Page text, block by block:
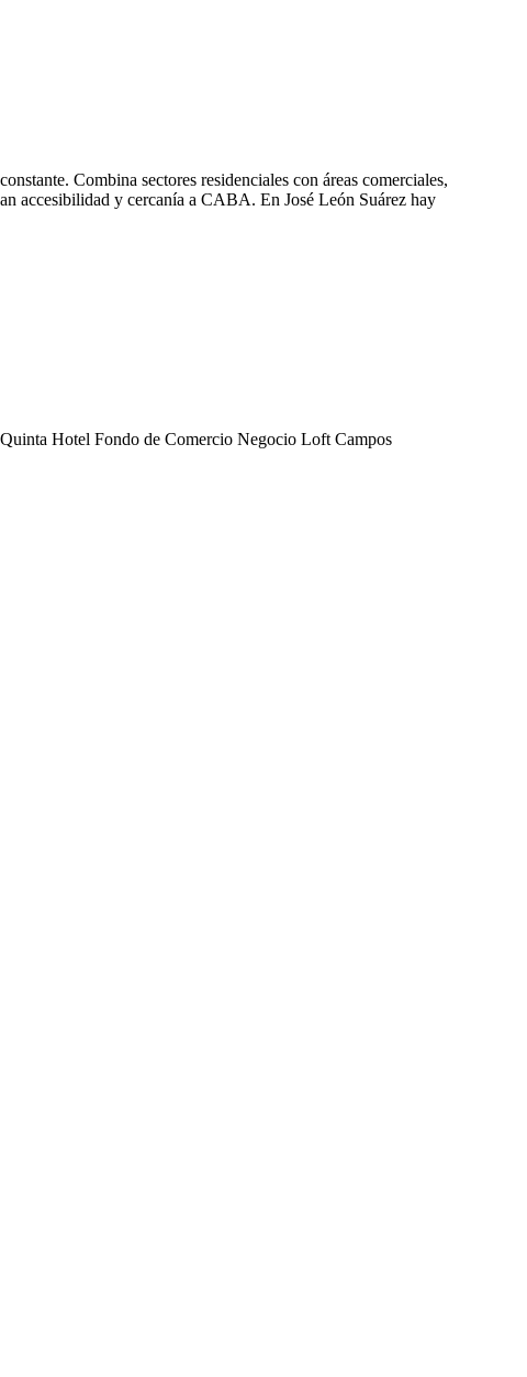
Combina sectores residenciales con áreas comerciales,
accesibilidad y cercanía a CABA. En José León Suárez hay
Quinta Hotel Fondo de Comercio Negocio Loft Campos